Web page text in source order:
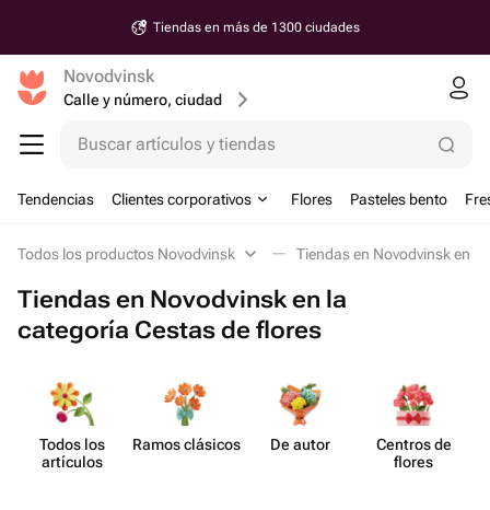
Tiendas en más de 1300 ciudades
Novodvinsk
Calle y número, ciudad
Buscar artículos y tiendas
Tendencias Clientes corporativos Flores Pasteles bento
Todos los productos Novodvinsk Tiendas en Novodvinsk en
Tiendas en Novodvinsk en la
categoría Cestas de flores
Todos los
artículos
Ramos clásicos De autor
Centros de
flores